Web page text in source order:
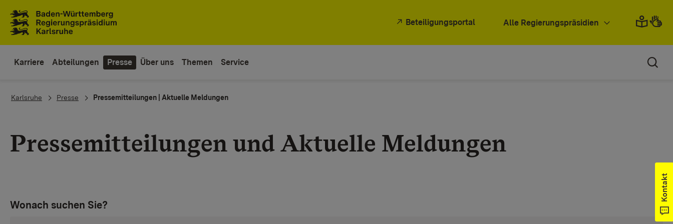
Beteiligungsportal Alle Regierungspräsidien
Karriere Abteilungen Presse Über uns Themen Service
You are here:
Karlsruhe Presse Pressemitteilungen | Aktuelle Meldungen
Pressemitteilungen und Aktuelle Meldungen
Wonach suchen Sie?
Kontakt